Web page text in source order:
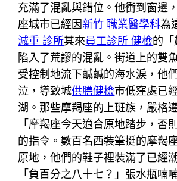
充滿了混亂與錯位。他衝到窗邊
座城市已經因新竹 職業醫學科為
減重 診所其來員工診所 健檢的「
陷入了荒謬的混亂。街道上的雙
受控制地流下鹹鹹的海水淚，他
泣，導致城供膳健檢市低窪處已
湖。那些摩羯座的上班族，嚴格
「摩羯座今天適合原地踏步，否
的指令。數百名西裝筆挺的摩羯
原地，他們的鞋子裡裝滿了已經
「負百分之八十七？」張水瓶喃